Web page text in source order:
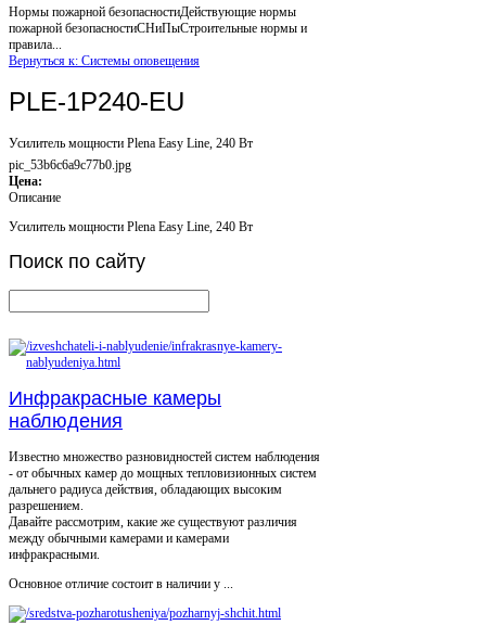
Нормы пожарной безопасностиДействующие нормы
пожарной безопасностиСНиПыСтроительные нормы и
правила...
Вернуться к: Системы оповещения
PLE-1P240-EU
Усилитель мощности Plena Easy Line, 240 Вт
pic_53b6c6a9c77b0.jpg
Цена:
Описание
Усилитель мощности Plena Easy Line, 240 Вт
Поиск по сайту
Инфракрасные камеры
наблюдения
Известно множество разновидностей систем наблюдения
- от обычных камер до мощных тепловизионных систем
дальнего радиуса действия, обладающих высоким
разрешением.
Давайте рассмотрим, какие же существуют различия
между обычными камерами и камерами
инфракрасными.
Основное отличие состоит в наличии у ...